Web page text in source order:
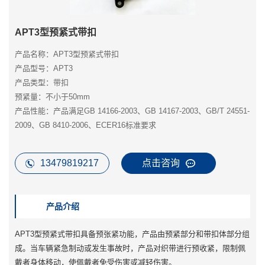
APT3型预紧式带扣
产品名称：APT3型预紧式带扣
产品型号：APT3
产品类型：带扣
预紧量：不小于50mm
产品性能：产品满足GB 14166-2003、GB 14167-2003、GB/T 24551-
2009、GB 8410-2006、ECER16标准要求
13479819217 点击咨询
产品介绍
APT3型预紧式带扣具备预张紧功能，产品由预紧部分和带扣体部分组
成。当车辆紧急制动或发生事故时，产品对织带进行预收紧，限制佩
戴者身体移动，使佩戴者免受伤害或减轻伤害。